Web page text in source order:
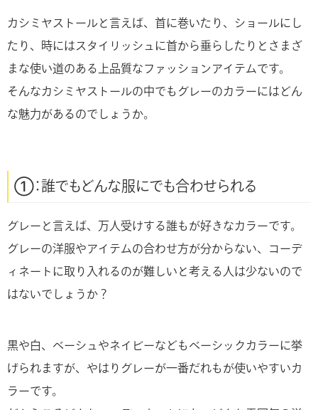
カシミヤストールと言えば、首に巻いたり、ショールにし
たり、時にはスタイリッシュに首から垂らしたりとさまざ
まな使い道のある上品質なファッションアイテムです。
そんなカシミヤストールの中でもグレーのカラーにはどん
な魅力があるのでしょうか。
①：誰でもどんな服にでも合わせられる
グレーと言えば、万人受けする誰もが好きなカラーです。
グレーの洋服やアイテムの合わせ方が分からない、コーデ
ィネートに取り入れるのが難しいと考える人は少ないので
はないでしょうか？
黒や白、ベーシュやネイビーなどもベーシックカラーに挙
げられますが、やはりグレーが一番だれもが使いやすいカ
ラーです。